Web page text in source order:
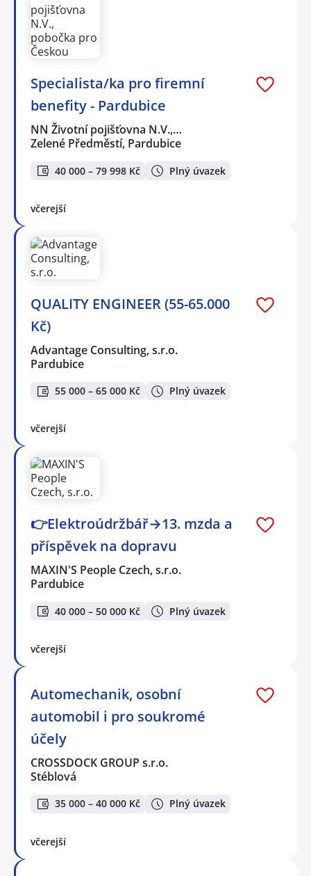
Specialista/ka pro firemní
benefity - Pardubice
NN Životní pojišťovna N.V.,…
Zelené Předměstí, Pardubice
40 000 – 79 998 Kč Plný úvazek
včerejší
QUALITY ENGINEER (55-65.000
Kč)
Advantage Consulting, s.r.o.
Pardubice
55 000 – 65 000 Kč Plný úvazek
včerejší
👉Elektroúdržbář→13. mzda a
příspěvek na dopravu
MAXIN'S People Czech, s.r.o.
Pardubice
40 000 – 50 000 Kč Plný úvazek
včerejší
Automechanik, osobní
automobil i pro soukromé
účely
CROSSDOCK GROUP s.r.o.
Stéblová
35 000 – 40 000 Kč Plný úvazek
včerejší